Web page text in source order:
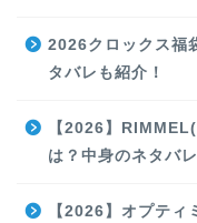
2026クロックス福
タバレも紹介！
【2026】
は？中身のネタバ
【2026】オプティ